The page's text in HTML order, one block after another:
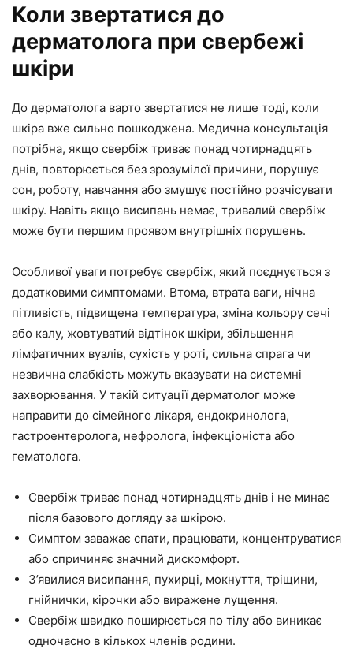
Коли звертатися до
дерматолога при свербежі
шкіри
До дерматолога варто звертатися не лише тоді, коли
шкіра вже сильно пошкоджена. Медична консультація
потрібна, якщо свербіж триває понад чотирнадцять
днів, повторюється без зрозумілої причини, порушує
сон, роботу, навчання або змушує постійно розчісувати
шкіру. Навіть якщо висипань немає, тривалий свербіж
може бути першим проявом внутрішніх порушень.
Особливої уваги потребує свербіж, який поєднується з
додатковими симптомами. Втома, втрата ваги, нічна
пітливість, підвищена температура, зміна кольору сечі
або калу, жовтуватий відтінок шкіри, збільшення
лімфатичних вузлів, сухість у роті, сильна спрага чи
незвична слабкість можуть вказувати на системні
захворювання. У такій ситуації дерматолог може
направити до сімейного лікаря, ендокринолога,
гастроентеролога, нефролога, інфекціоніста або
гематолога.
Свербіж триває понад чотирнадцять днів і не минає
після базового догляду за шкірою.
Симптом заважає спати, працювати, концентруватися
або спричиняє значний дискомфорт.
З’явилися висипання, пухирці, мокнуття, тріщини,
гнійнички, кірочки або виражене лущення.
Свербіж швидко поширюється по тілу або виникає
одночасно в кількох членів родини.